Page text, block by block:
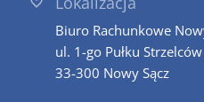
Biuro Rachunkowe
ul. 1-go Pułku
33-300 Nowy Sącz